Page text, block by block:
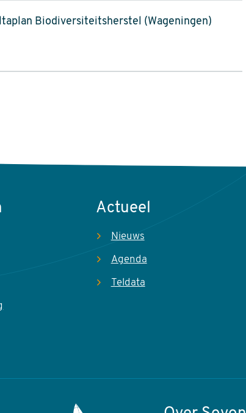
Biodiversiteitsherstel (Wageningen)
Actueel
Nieuws
Agenda
Teldata